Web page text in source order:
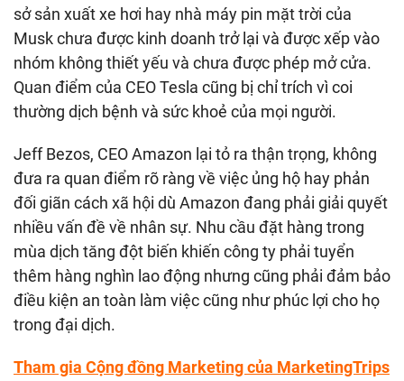
sở sản xuất xe hơi hay nhà máy pin mặt trời của
Musk chưa được kinh doanh trở lại và được xếp vào
nhóm không thiết yếu và chưa được phép mở cửa.
Quan điểm của CEO Tesla cũng bị chỉ trích vì coi
thường dịch bệnh và sức khoẻ của mọi người.
Jeff Bezos, CEO Amazon lại tỏ ra thận trọng, không
đưa ra quan điểm rõ ràng về việc ủng hộ hay phản
đối giãn cách xã hội dù Amazon đang phải giải quyết
nhiều vấn đề về nhân sự. Nhu cầu đặt hàng trong
mùa dịch tăng đột biến khiến công ty phải tuyển
thêm hàng nghìn lao động nhưng cũng phải đảm bảo
điều kiện an toàn làm việc cũng như phúc lợi cho họ
trong đại dịch.
Tham gia Cộng đồng Marketing của MarketingTrips